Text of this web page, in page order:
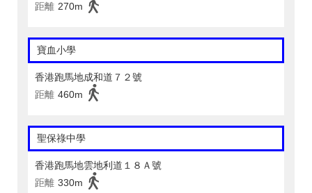
距離 270m
寶血小學
香港跑馬地成和道７２號
距離 460m
聖保祿中學
香港跑馬地雲地利道１８Ａ號
距離 330m